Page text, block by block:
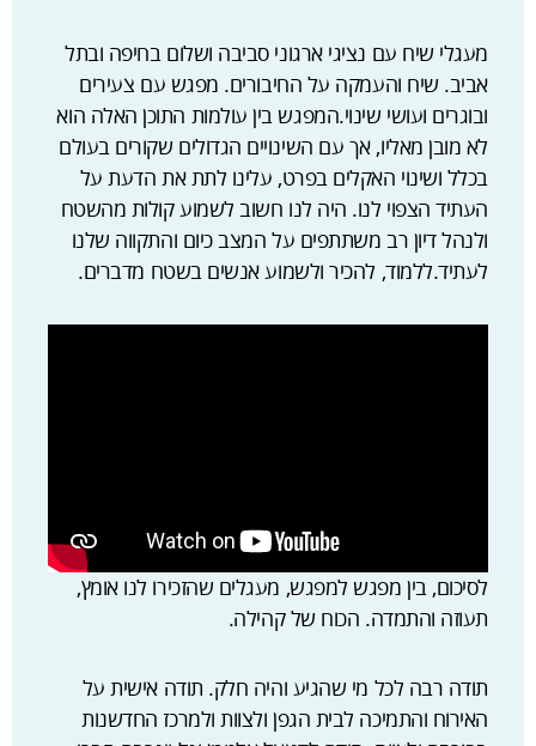
מעגלי שיח עם נציגי ארגוני סביבה ושלום בחיפה ובתל
אביב. שיח והעמקה על החיבורים. מפגש עם צעירים
ובוגרים ועושי שינוי.המפגש בין עולמות התוכן האלה הוא
לא מובן מאליו, אך עם השינויים הגדולים שקורים בעולם
בכלל ושינוי האקלים בפרט, עלינו לתת את הדעת על
העתיד הצפוי לנו. היה לנו חשוב לשמוע קולות מהשטח
ולנהל דיון רב משתתפים על המצב כיום והתקווה שלנו
לעתיד.ללמוד, להכיר ולשמוע אנשים בשטח מדברים.
לסיכום, בין מפגש למפגש, מעגלים שהזכירו לנו אומץ,
תעוזה והתמדה. הכוח של קהילה.
תודה רבה לכל מי שהגיע והיה חלק. תודה אישית על
האירוח והתמיכה לבית הגפן ולצוות ולמרכז החדשנות